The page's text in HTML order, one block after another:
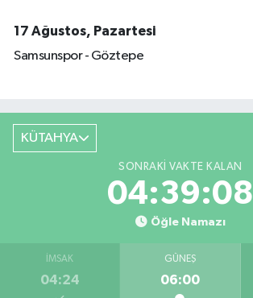
17 Ağustos, Pazartesi
Samsunspor - Göztepe
KÜTAHYA
SONRAKI VAKTE KALAN
04:39:08
Öğle Namazı
İMSAK
04:24
GÜNEŞ
06:00